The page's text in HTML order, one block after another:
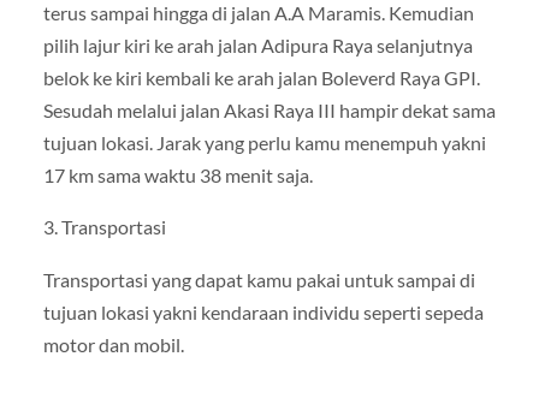
terus sampai hingga di jalan A.A Maramis. Kemudian
pilih lajur kiri ke arah jalan Adipura Raya selanjutnya
belok ke kiri kembali ke arah jalan Boleverd Raya GPI.
Sesudah melalui jalan Akasi Raya III hampir dekat sama
tujuan lokasi. Jarak yang perlu kamu menempuh yakni
17 km sama waktu 38 menit saja.
3. Transportasi
Transportasi yang dapat kamu pakai untuk sampai di
tujuan lokasi yakni kendaraan individu seperti sepeda
motor dan mobil.